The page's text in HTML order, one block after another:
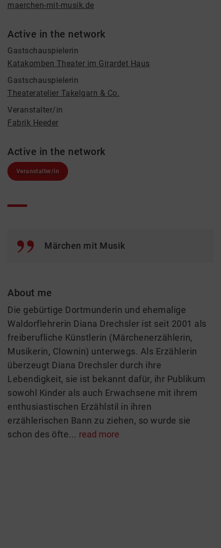
maerchen-mit-musik.de
Active in the network
Gastschauspielerin
Katakomben Theater im Girardet Haus
Gastschauspielerin
Theateratelier Takelgarn & Co.
Veranstalter/in
Fabrik Heeder
Active in the network
Veranstalter/in
Märchen mit Musik
About me
Die gebürtige Dortmunderin und ehemalige
Waldorflehrerin Diana Drechsler ist seit 2001 als
freiberufliche Künstlerin (Märchenerzählerin,
Musikerin, Clownin) unterwegs. Als Erzählerin
überzeugt Diana Drechsler durch ihre
Lebendigkeit, sie ist bekannt dafür, ihr Publikum
sowohl Kinder als auch Erwachsene mit ihrem
enthusiastischen Erzählstil in ihren
erzählerischen Bann zu ziehen, so wurde sie
schon des öfte... read more